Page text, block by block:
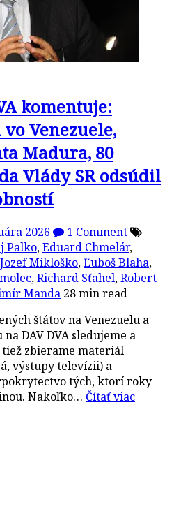
komentuje:
Venezuele,
Madura, 80
Vlády SR odsúdil
2026
1 Comment
Palko,Eduard Chmelár,
Jozef Mikloško,Ľuboš Blaha,
,Richard Sťahel,Robert
Manda 28 min read
štátov na Venezuelu a
DAV DVA sledujeme a
zbierame materiál
výstupy televízii) a
tých, ktorí roky
Nakoľko… Čítať viac